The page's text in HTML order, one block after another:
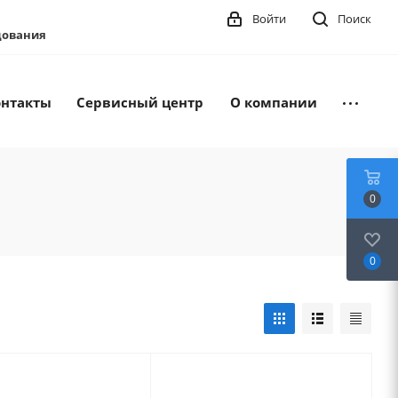
Поиск
Войти
Сервисный центр О компании
0
0